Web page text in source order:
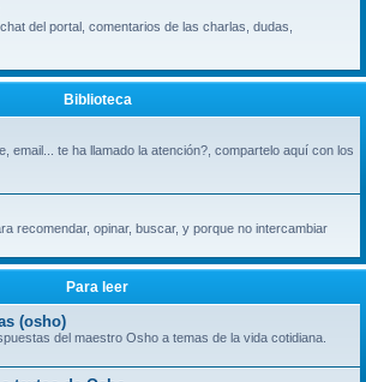
del portal, comentarios de las charlas, dudas,
Biblioteca
email... te ha llamado la atención?, compartelo aquí con los
recomendar, opinar, buscar, y porque no intercambiar
Para leer
(osho)
del maestro Osho a temas de la vida cotidiana.